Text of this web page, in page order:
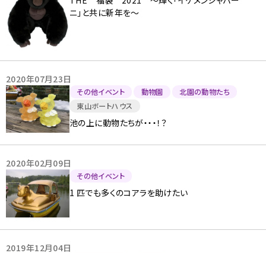
ニ」と共に新年を～
2020年07月23日
その他イベント 動物園
北園の動物たち
東山ボートハウス
池の上に動物たちが・・・！？
2020年02月09日
その他イベント
1 匹でも多くのコアラを助けたい
2019年12月04日